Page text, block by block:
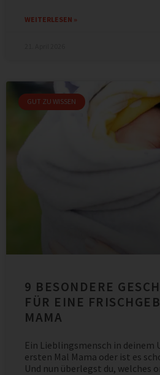
WEITERLESEN »
GUT ZU WISSEN
9 BESONDERE
FÜR EINE
MAMA
Ein Lieblingsmensch in deinem
ersten Mal Mama oder ist es
Und nun überlegst du, welches